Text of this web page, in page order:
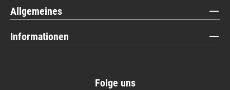
Allgemeines
Informationen
Folge uns